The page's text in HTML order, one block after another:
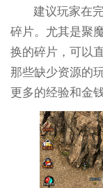
建议玩家在
碎片。尤其是聚
换的碎片，可以
那些缺少资源的
更多的经验和金